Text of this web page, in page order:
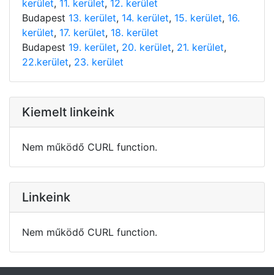
kerület, 11. kerület, 12. kerület
Budapest 13. kerület, 14. kerület, 15. kerület, 16.
kerület, 17. kerület, 18. kerület
Budapest 19. kerület, 20. kerület, 21. kerület,
22.kerület, 23. kerület
Kiemelt linkeink
Nem működő CURL function.
Linkeink
Nem működő CURL function.